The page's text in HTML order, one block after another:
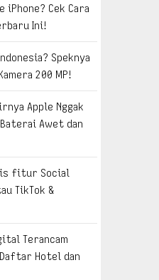
iPhone? Cek Cara
Ini!
Speknya
200 MP!
Apple Nggak
Awet dan
fitur Social
TikTok &
Terancam
Hotel dan